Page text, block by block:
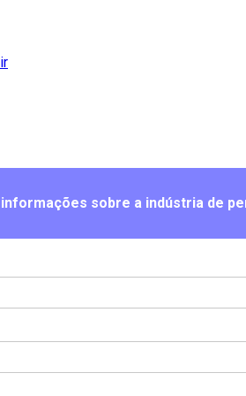
sobre a indústria de